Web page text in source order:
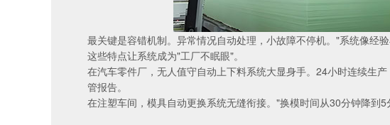
最关键是容错机制。异常情况自动处理，小故障不停机。"系统像经
这些特点让系统成为"工厂不眠眼"。
在汽车零件厂，无人值守自动上下料系统大显身手。24小时连续生
管报告。
在注塑车间，模具自动更换系统无缝衔接。"换模时间从30分钟降到5